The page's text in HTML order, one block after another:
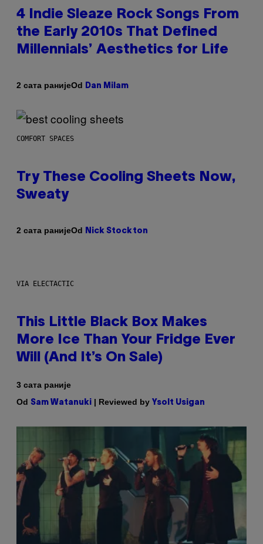
4 Indie Sleaze Rock Songs From
the Early 2010s That Defined
Millennials’ Aesthetics for Life
2 сата ранијеOd Dan Milam
COMFORT SPACES
Try These Cooling Sheets Now,
Sweaty
2 сата ранијеOd Nick Stockton
VIA ELECTACTIC
This Little Black Box Makes
More Ice Than Your Fridge Ever
Will (And It’s On Sale)
3 сата раније
Od Sam Watanuki | Reviewed by Ysolt Usigan